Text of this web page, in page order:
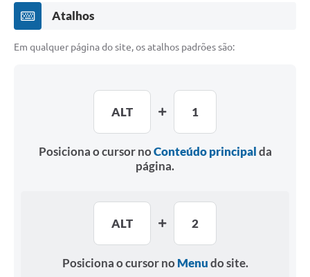
Atalhos
Em qualquer página do site, os atalhos padrões são:
ALT 1
Posiciona o cursor noConteúdo principalda
página.
ALT 2
Posiciona o cursor no Menudo site.